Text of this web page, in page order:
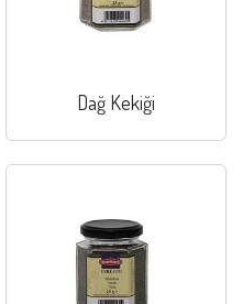
Dağ Kekiği